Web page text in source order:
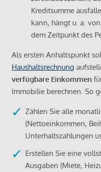
Kreditsumme
kann, hängt u. a.
dem Zeitpunkt des
Als ersten Anhaltspunkt
Haushaltsrechnung
verfügbare Einkommen
Immobilie berechnen. So
Zählen Sie alle
(Nettoeinkommen,
Unterhaltszahlungen
Erstellen Sie eine
Ausgaben (Miete,